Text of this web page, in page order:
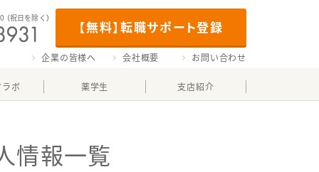
【無料】転職サポート登録
（祝日を除く）
企業の皆様へ 会社概要 お問い合わせ
ボ 薬学生 支店紹介
情報一覧